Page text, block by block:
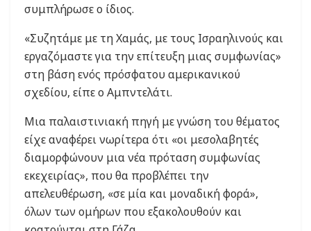
συμπλήρωσε ο ίδιος.
«Συζητάμε με τη Χαμάς, με τους Ισραηλινούς και
εργαζόμαστε για την επίτευξη μιας συμφωνίας»
στη βάση ενός πρόσφατου αμερικανικού
σχεδίου, είπε ο Αμπντελάτι.
Μια παλαιστινιακή πηγή με γνώση του θέματος
είχε αναφέρει νωρίτερα ότι «οι μεσολαβητές
διαμορφώνουν μια νέα πρόταση συμφωνίας
εκεχειρίας», που θα προβλέπει την
απελευθέρωση, «σε μία και μοναδική φορά»,
όλων των ομήρων που εξακολουθούν και